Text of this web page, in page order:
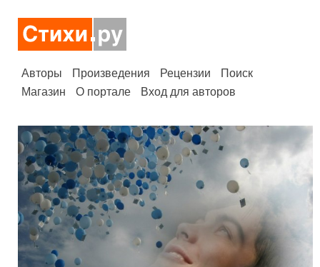
Авторы Произведения Рецензии
Поиск
Магазин
О портале Вход для авторов